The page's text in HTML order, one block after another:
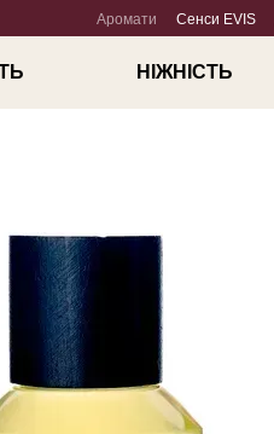
Аромати Сенси EVIS
НІЖНІСТЬ